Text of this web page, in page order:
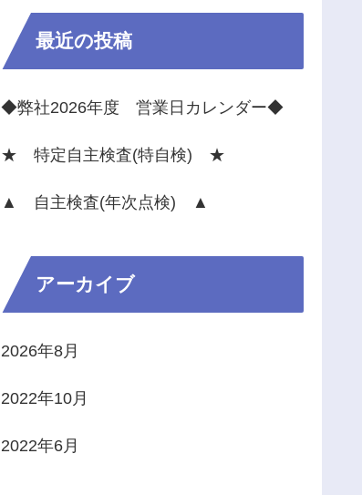
最近の投稿
◆弊社2026年度 営業日カレンダー◆
★ 特定自主検査(特自検) ★
▲ 自主検査(年次点検) ▲
アーカイブ
2026年8月
2022年10月
2022年6月